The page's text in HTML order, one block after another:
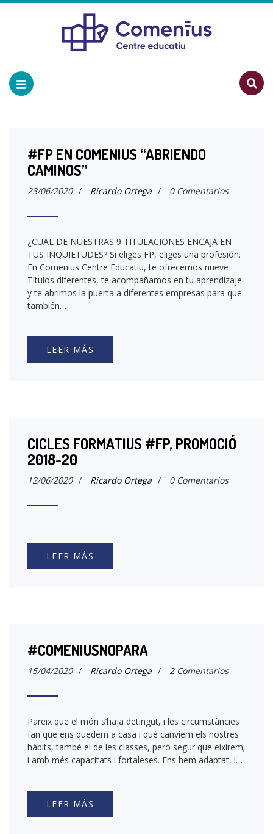
#FP EN COMENIUS “ABRIENDO
CAMINOS”
23/06/2020 / Ricardo Ortega / 0 Comentarios
¿CUAL DE NUESTRAS 9 TITULACIONES ENCAJA EN
TUS INQUIETUDES? Si eliges FP, eliges una profesión.
En Comenius Centre Educatiu, te ofrecemos nueve
Títulos diferentes, te acompañamos en tu aprendizaje
y te abrimos la puerta a diferentes empresas para que
también…
LEER MÁS
CICLES FORMATIUS #FP, PROMOCIÓ
2018-20
12/06/2020 / Ricardo Ortega / 0 Comentarios
LEER MÁS
#COMENIUSNOPARA
15/04/2020 / Ricardo Ortega / 2 Comentarios
Pareix que el món s’haja detingut, i les circumstàncies
fan que ens quedem a casa i què canviem els nostres
hàbits, també el de les classes, però segur que eixirem;
i amb més capacitats i fortaleses. Ens hem adaptat, i…
LEER MÁS